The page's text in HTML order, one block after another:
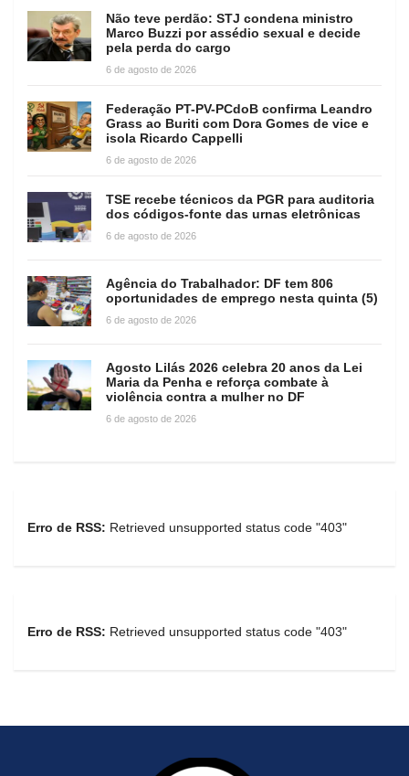
Não teve perdão: STJ condena ministro
Marco Buzzi por assédio sexual e decide
pela perda do cargo
6 de agosto de 2026
Federação PT-PV-PCdoB confirma Leandro
Grass ao Buriti com Dora Gomes de vice e
isola Ricardo Cappelli
6 de agosto de 2026
TSE recebe técnicos da PGR para auditoria
dos códigos-fonte das urnas eletrônicas
6 de agosto de 2026
Agência do Trabalhador: DF tem 806
oportunidades de emprego nesta quinta (5)
6 de agosto de 2026
Agosto Lilás 2026 celebra 20 anos da Lei
Maria da Penha e reforça combate à
violência contra a mulher no DF
6 de agosto de 2026
Erro de RSS: Retrieved unsupported status code "403"
Erro de RSS: Retrieved unsupported status code "403"